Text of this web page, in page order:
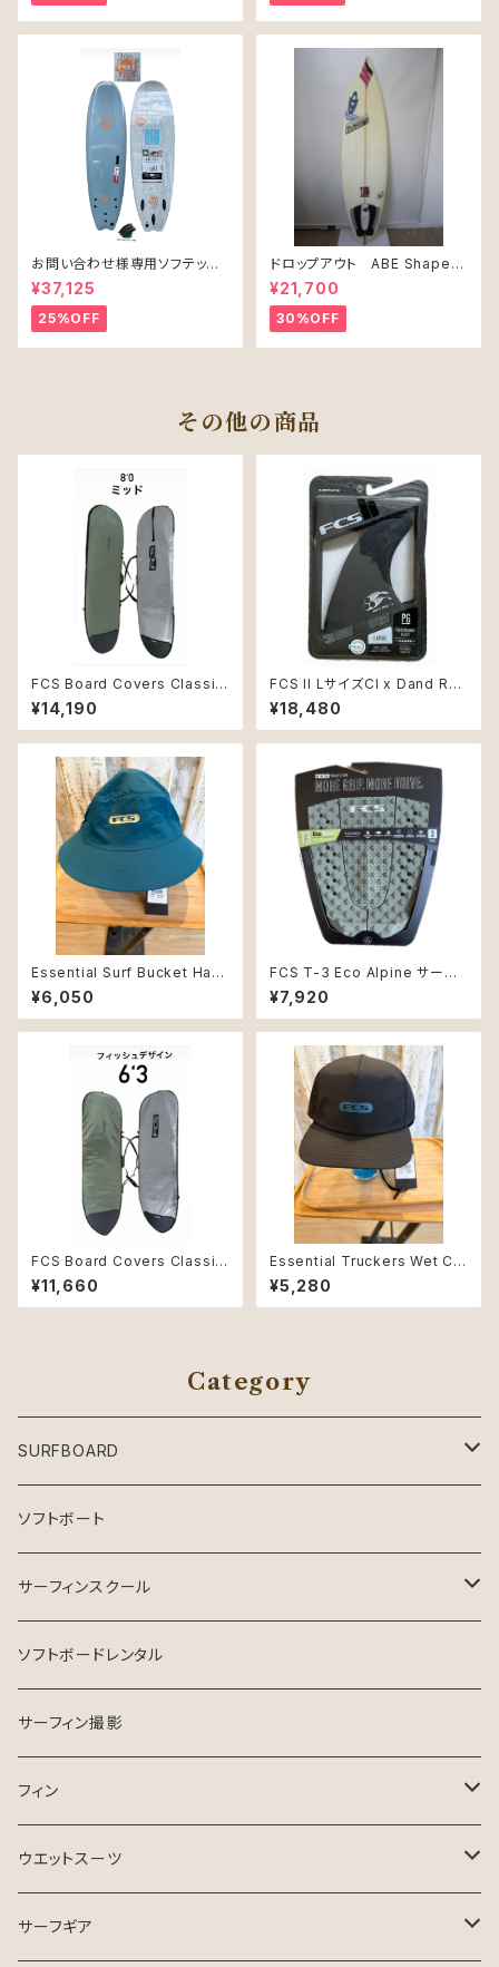
お問い合わせ様専用ソフテック
SALLY シャリー 6’6 ソフトボー
ド 61L
¥37,125
25%OFF
ドロップアウト ABE Shape
PRO JUNIR MODEL モデル
¥21,700
30%OFF
その他の商品
FCS Board Covers Classic
Cover Mid-Length 8'0" Alp
ine
¥14,190
FCS II LサイズCl x Dand Rey
nolds DD2
¥18,480
Essential Surf Bucket Hat
TidalTeal Mサイズ
¥6,050
FCS T-3 Eco Alpine サーフィ
ン デッキパッド 3ピース
¥7,920
FCS Board Covers Classic
Cover Fish 6'3" Alpine
¥11,660
Essential Truckers Wet Ca
p Black/Eclipse
¥5,280
Category
SURFBOARD
Crystal Dreams SURFBOARD
INSPIRE SURFBOARD
USEDサーフボード
ESSENCE SURFBOARD
ASB SURfBOARD
ソフトボート
サーフィンスクール
マンツーマン
サーフガイド
ソフトボードレンタル
サーフィン撮影
フィン
FCS Ⅱ
FinsOut
フューチャータブ
ウエットスーツ
HURLEY ウエットスーツ
サーフギア